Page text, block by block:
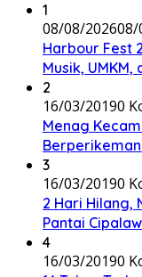
1
08/08/202608/
Harbour Fest
Musik,
2
16/03/20190
Menag
3
16/03/20190
2 Hari Hilang,
Pantai
4
16/03/20190